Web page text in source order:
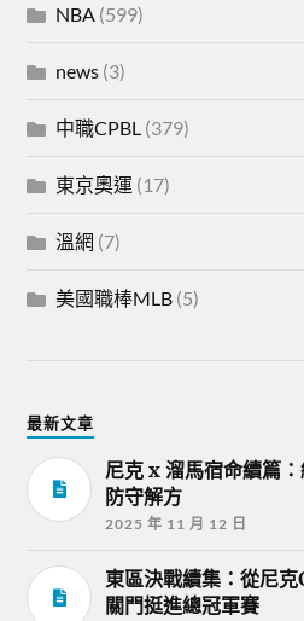
NBA (599)
news (3)
中職CPBL (379)
東京奧運 (17)
溫網 (7)
美國職棒MLB (5)
最新文章
尼克 x 溜馬宿命續篇
防守解方
2025 年 11 月 12 日
東區決戰續集：從尼
關門挺進總冠軍賽